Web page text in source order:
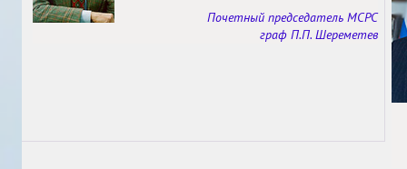
Почетный председатель МСРС
граф П.П. Шереметев